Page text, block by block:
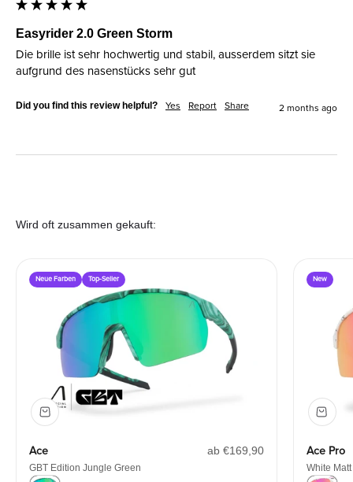
Easyrider 2.0 Green Storm
Die brille ist sehr hochwertig und stabil, ausserdem sitzt sie
aufgrund des nasenstücks sehr gut
Did you find this review helpful? Yes Report Share 2 months ago
Wird oft zusammen gekauft:
Neue Farben Top-Seller
Ace Angebot
ab €169,90
GBT Edition Jungle Green
New
Ace Pro
White